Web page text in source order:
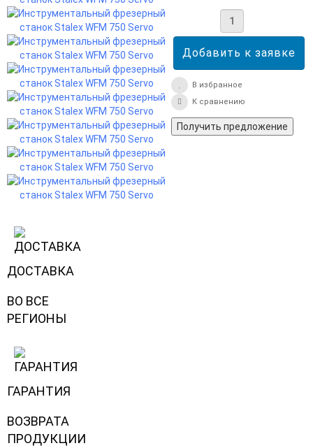
В избранное
К сравнению
Получить предложение
ДОСТАВКА
ВО ВСЕ
РЕГИОНЫ
ГАРАНТИЯ
ВОЗВРАТА
ПРОДУКЦИИ